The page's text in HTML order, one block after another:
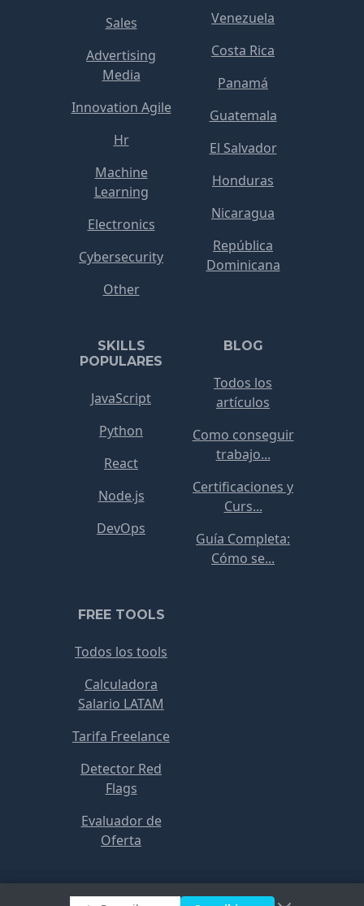
Sales
Advertising
Media
Innovation Agile
Hr
Machine
Learning
Electronics
Cybersecurity
Other
Venezuela
Costa Rica
Panamá
Guatemala
El Salvador
Honduras
Nicaragua
República
Dominicana
SKILLS
POPULARES
JavaScript
Python
React
Node.js
DevOps
BLOG
Todos los
artículos
Como conseguir
trabajo...
Certificaciones y
Curs...
Guía Completa:
Cómo se...
FREE TOOLS
Todos los tools
Calculadora
Salario LATAM
Tarifa Freelance
Detector Red
Flags
Evaluador de
Oferta
Copyright © RemoteJobs 2021